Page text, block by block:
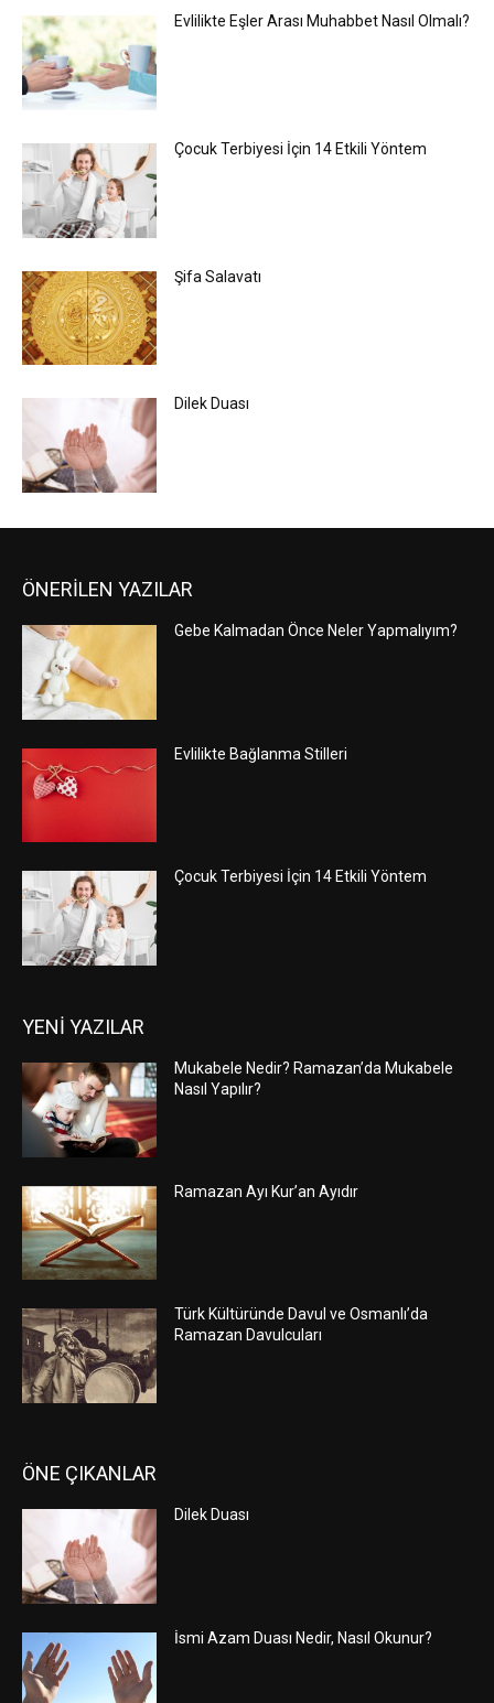
Evlilikte Eşler Arası Muhabbet Nasıl Olmalı?
Çocuk Terbiyesi İçin 14 Etkili Yöntem
Şifa Salavatı
Dilek Duası
ÖNERİLEN YAZILAR
Gebe Kalmadan Önce Neler Yapmalıyım?
Evlilikte Bağlanma Stilleri
Çocuk Terbiyesi İçin 14 Etkili Yöntem
YENİ YAZILAR
Mukabele Nedir? Ramazan’da Mukabele
Nasıl Yapılır?
Ramazan Ayı Kur’an Ayıdır
Türk Kültüründe Davul ve Osmanlı’da
Ramazan Davulcuları
ÖNE ÇIKANLAR
Dilek Duası
İsmi Azam Duası Nedir, Nasıl Okunur?